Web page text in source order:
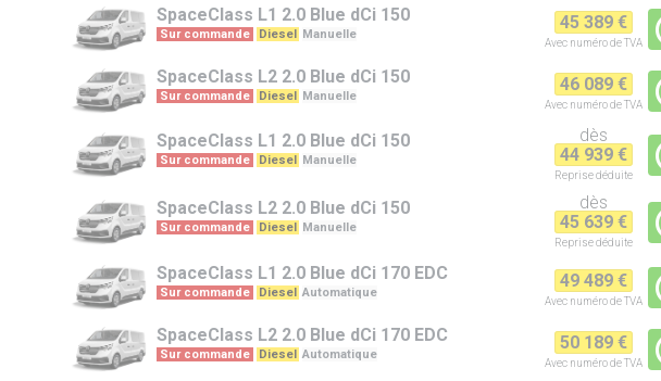
SpaceClass L1 2.0 Blue dCi 150
Sur commande Diesel Manuelle
45 389 €
Avec numéro de TVA
SpaceClass L2 2.0 Blue dCi 150
Sur commande Diesel Manuelle
46 089 €
Avec numéro de TVA
SpaceClass L1 2.0 Blue dCi 150
Sur commande Diesel Manuelle
dès
44 939 €
Reprisedéduite
SpaceClass L2 2.0 Blue dCi 150
Sur commande Diesel Manuelle
dès
45 639 €
Reprisedéduite
SpaceClass L1 2.0 Blue dCi 170 EDC
Sur commande Diesel Automatique
49 489 €
Avec numéro de TVA
SpaceClass L2 2.0 Blue dCi 170 EDC
Sur commande Diesel Automatique
50 189 €
Avec numéro de TVA